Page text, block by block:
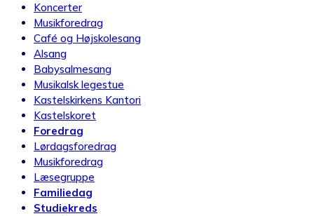
Koncerter
Musikforedrag
Café og Højskolesang
Alsang
Babysalmesang
Musikalsk legestue
Kastelskirkens Kantori
Kastelskoret
Foredrag
Lørdagsforedrag
Musikforedrag
Læsegruppe
Familiedag
Studiekreds